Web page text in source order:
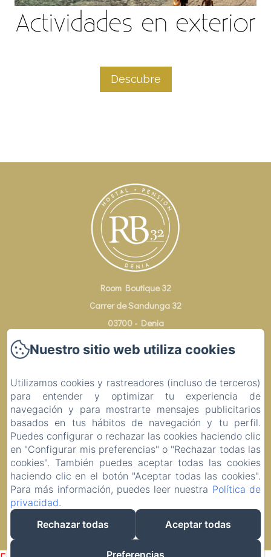
Actividades en exterior
Descubre
Room Boutique 32
Carrer de Sandunga 32
03700 - Denia
info@roomboutique32.com
Inicio
Contacto
Información legal
EN ES
Desarrollado con Amenitiz
Nuestro sitio web utiliza cookies
Utilizamos cookies y rastreadores (incluso de terceros)
para entender y optimizar tu experiencia de
navegación y para mostrarte mensajes publicitarios
basados en tus hábitos de navegación y tu perfil.
Puedes configurar o rechazar las cookies haciendo clic
en "Configurar mis preferencias" o "Rechazar todas las
cookies". También puedes aceptar todas las cookies
haciendo clic en el botón "Aceptar todas las cookies".
Para más información, puedes leer nuestra Política de
privacidad.
Rechazar todas
Aceptar todas
Preferencias